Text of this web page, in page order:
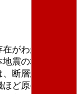
がわかってい
震の場合は予
断層から８キ
ど原発が動い